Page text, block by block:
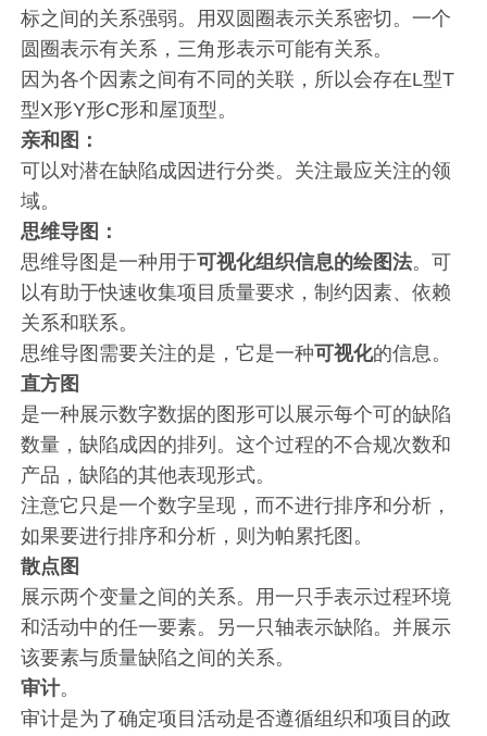
标之间的关系强弱。用双圆圈表示关系密切。一个
圆圈表示有关系，三角形表示可能有关系。
因为各个因素之间有不同的关联，所以会存在L型T
型X形Y形C形和屋顶型。
亲和图：
可以对潜在缺陷成因进行分类。关注最应关注的领
域。
思维导图：
思维导图是一种用于可视化组织信息的绘图法。可
以有助于快速收集项目质量要求，制约因素、依赖
关系和联系。
思维导图需要关注的是，它是一种可视化的信息。
直方图
是一种展示数字数据的图形可以展示每个可的缺陷
数量，缺陷成因的排列。这个过程的不合规次数和
产品，缺陷的其他表现形式。
注意它只是一个数字呈现，而不进行排序和分析，
如果要进行排序和分析，则为帕累托图。
散点图
展示两个变量之间的关系。用一只手表示过程环境
和活动中的任一要素。另一只轴表示缺陷。并展示
该要素与质量缺陷之间的关系。
审计。
审计是为了确定项目活动是否遵循组织和项目的政